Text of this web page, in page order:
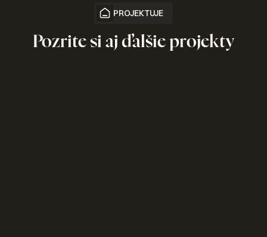
PROJEKTUJE
Pozrite si aj ďalšie projekty